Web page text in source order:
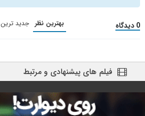
0 دیدگاه بهترین نظر جدید ترین
فیلم های پیشنهادی و مرتبط